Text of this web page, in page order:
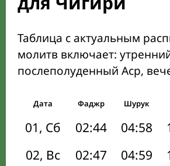
Таблица с актуальным
молитв включает:
послеполуденный Аср,
Дата Фаджр Шурук
01, Сб 02:44 04:58
02, Вс
02:47 04:59